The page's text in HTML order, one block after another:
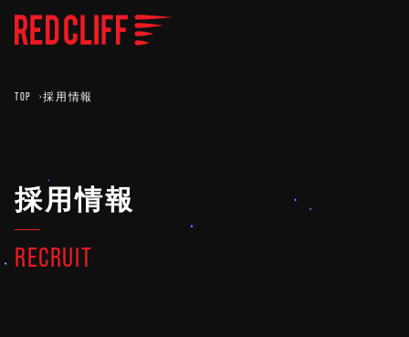
TOP 採用情報
採用情報
RECRUIT